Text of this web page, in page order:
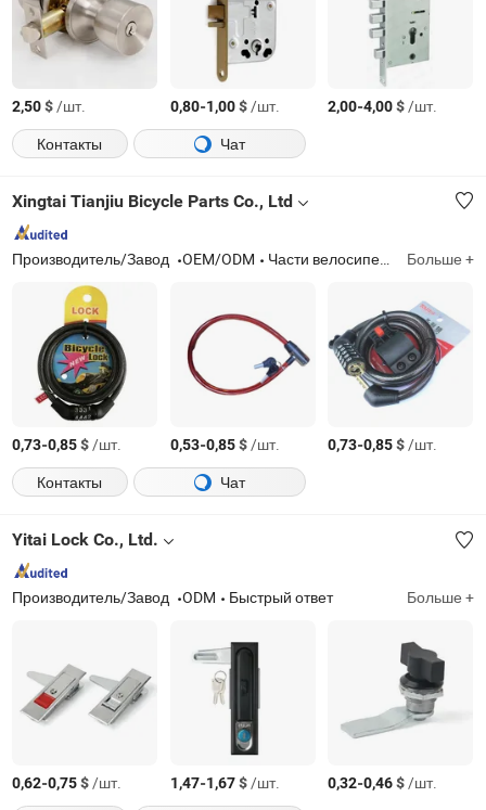
2,50$/шт. 0,80-1,00$/шт. 2,00-4,00$/шт.
Контакты
Чат
Xingtai Tianjiu Bicycle Parts Co., Ltd
Производитель/Завод OEM/ODM Части велосипеда, велосипед, цепная звезда, тормозные системы, седло, педаль, аксессуары для велосипеда, шина для велосипеда, детский игрушечный транспорт, детали велосипеда Больше +
0,73-0,85$/шт. 0,53-0,85$/шт. 0,73-0,85$/шт.
Контакты
Чат
Yitai Lock Co., Ltd.
Производитель/Завод ODM Быстрый ответ Больше +
0,62-0,75$/шт. 1,47-1,67$/шт. 0,32-0,46$/шт.